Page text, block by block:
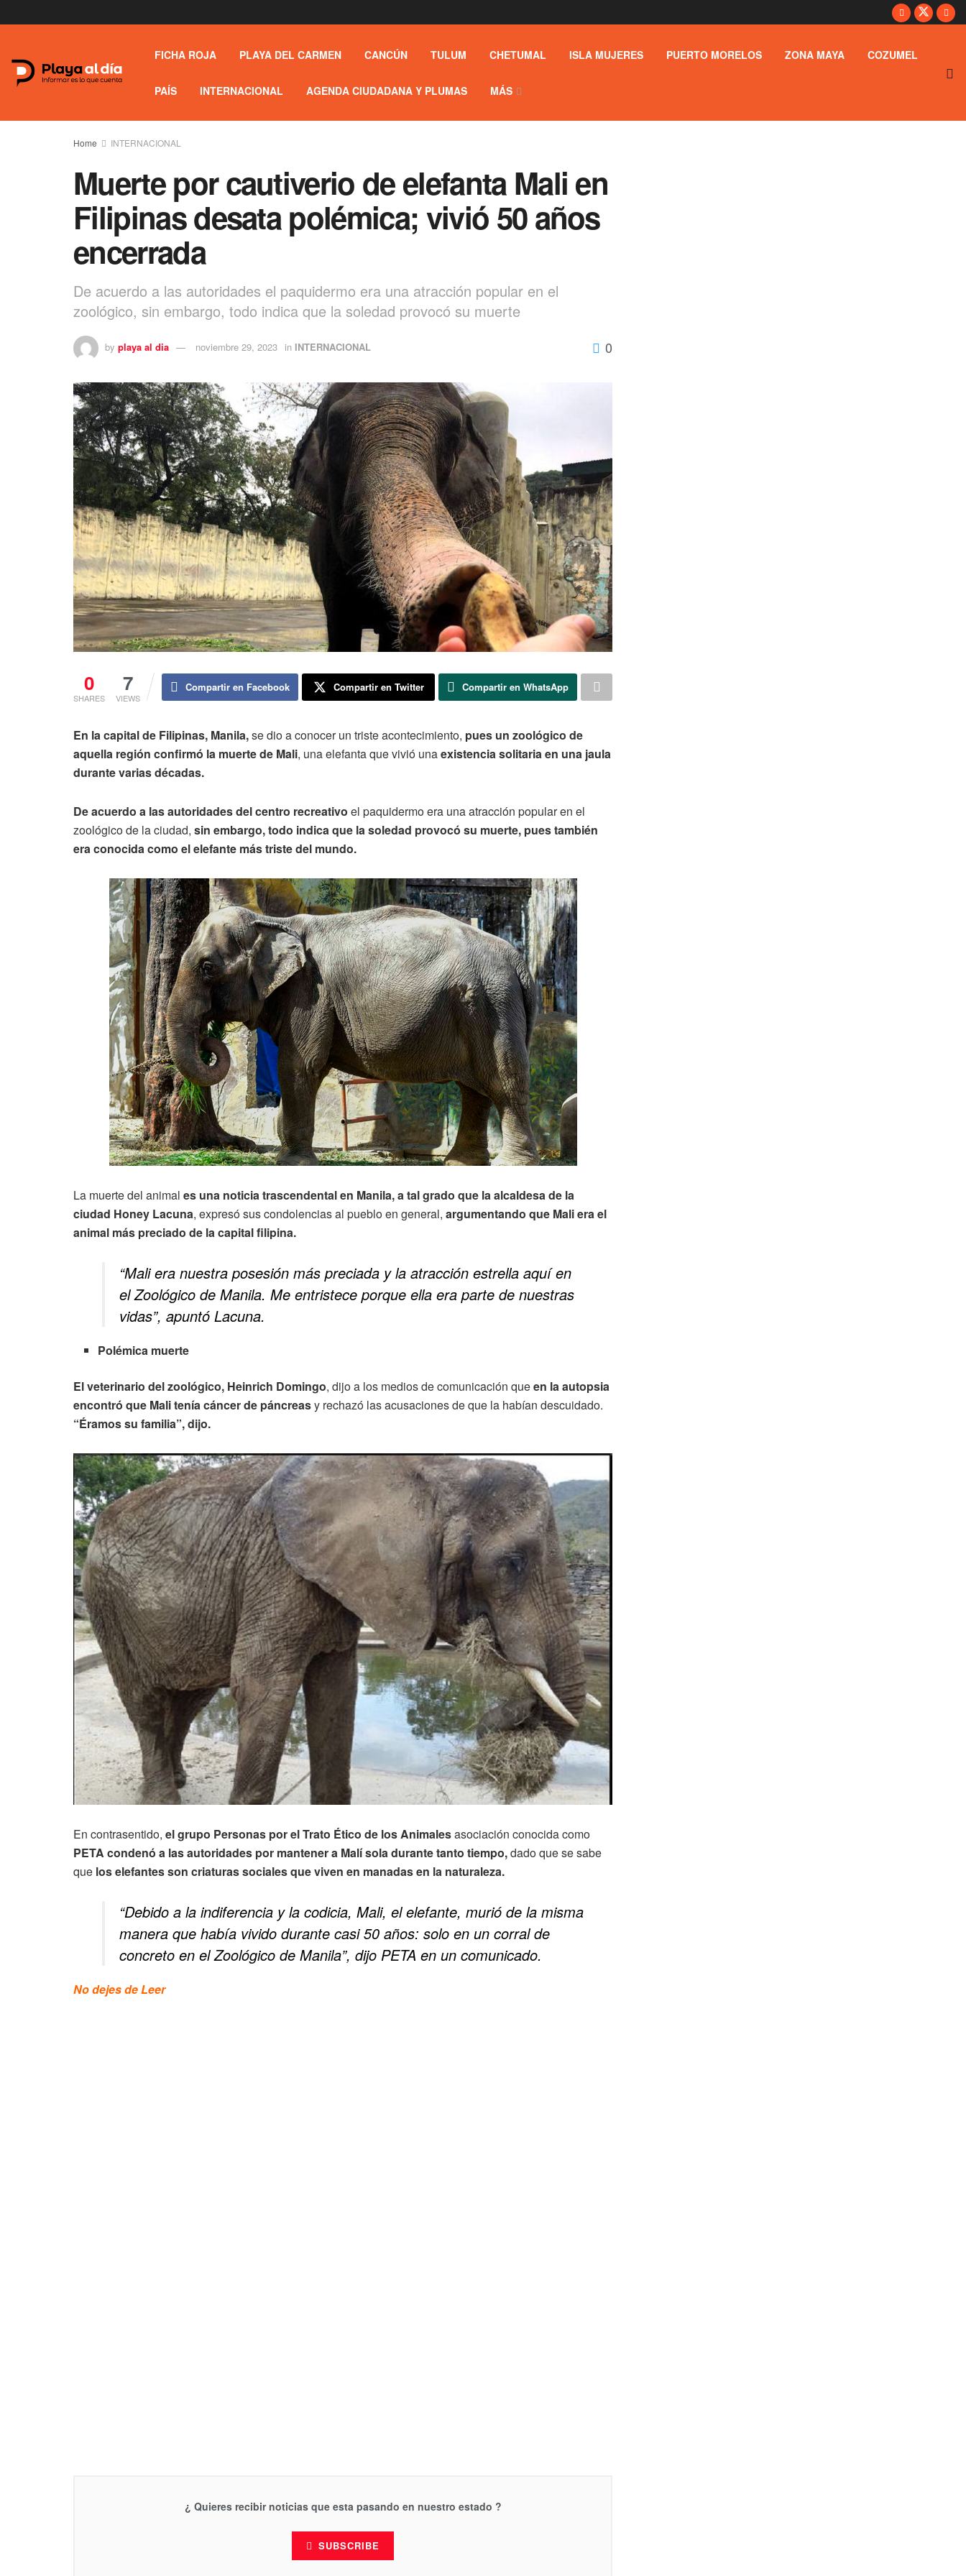
FICHA ROJA PLAYA DEL CARMEN CANCÚN TULUM CHETUMAL ISLA MUJERES PUERTO MORELOS ZONA MAYA COZUMEL
PAÍS INTERNACIONAL AGENDA CIUDADANA Y PLUMAS MÁS
Home INTERNACIONAL
Muerte por cautiverio de elefanta Mali en
Filipinas desata polémica; vivió 50 años
encerrada
De acuerdo a las autoridades el paquidermo era una atracción popular en el
zoológico, sin embargo, todo indica que la soledad provocó su muerte
by playa al dia noviembre 29, 2023 in INTERNACIONAL 0
0
SHARES
7
VIEWS
Compartir en Facebook Compartir en Twitter Compartir en WhatsApp
En la capital de Filipinas, Manila,se dio a conocer un triste acontecimiento, pues un zoológico de
aquella región confirmó la muerte de Mali, una elefanta que vivió unaexistencia solitaria en una jaula
durante varias décadas.
De acuerdo a las autoridades del centro recreativo el paquidermo era una atracción popular en el
zoológico de la ciudad, sin embargo, todo indica que la soledad provocó su muerte, pues también
era conocida como el elefante más triste del mundo.
La muerte del animal es una noticia trascendental en Manila, a tal grado que la alcaldesa de la
ciudad Honey Lacuna, expresó sus condolencias al pueblo en general, argumentando que Mali era el
animal más preciado de la capital filipina.
“Mali era nuestra posesión más preciada y la atracción estrella aquí en
el Zoológico de Manila. Me entristece porque ella era parte de nuestras
vidas”, apuntó Lacuna.
Polémica muerte
El veterinario del zoológico, Heinrich Domingo, dijo a los medios de comunicación queen la autopsia
encontró que Mali tenía cáncer de páncreasy rechazó las acusaciones de que la habían descuidado.
“Éramos su familia”, dijo.
En contrasentido, el grupo Personas por el Trato Ético de los Animalesasociación conocida como
PETA condenó a las autoridades por mantener a Malí sola durante tanto tiempo,dado que se sabe
que los elefantes son criaturas sociales que viven en manadas en la naturaleza.
“Debido a la indiferencia y la codicia, Mali, el elefante, murió de la misma
manera que había vivido durante casi 50 años: solo en un corral de
concreto en el Zoológico de Manila”, dijo PETA en un comunicado.
No dejes de Leer
¿ Quieres recibir noticias que esta pasando en nuestro estado ?
SUBSCRIBE